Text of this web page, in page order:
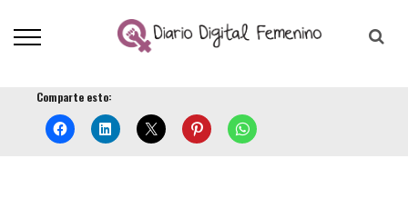
Comparte esto: